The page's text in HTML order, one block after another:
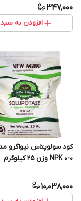
347,000
افزودن به سبد
0-0 NPK وزن 25 کیلوگرم
10,038,000